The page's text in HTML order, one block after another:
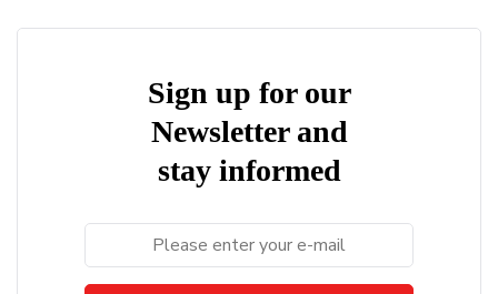
Sign up for our
Newsletter and
stay informed